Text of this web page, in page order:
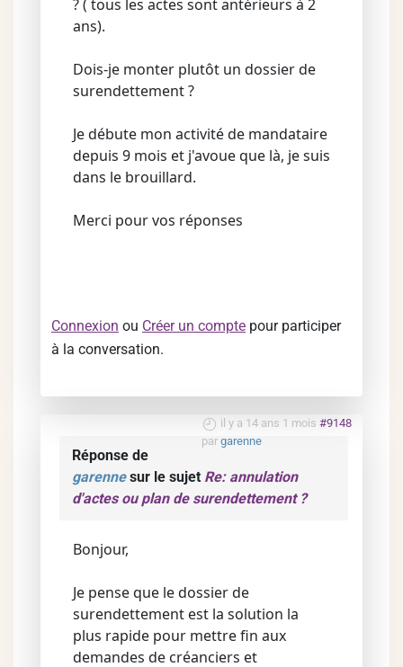
? ( tous les actes sont antérieurs à 2
ans).
Dois-je monter plutôt un dossier de
surendettement ?
Je débute mon activité de mandataire
depuis 9 mois et j'avoue que là, je suis
dans le brouillard.
Merci pour vos réponses
Connexion ou Créer un compte pour participer
à la conversation.
il y a 14 ans 1 mois #9148
par garenne
Réponse de
garennesur le sujet Re: annulation
d'actes ou plan de surendettement ?
Bonjour,
Je pense que le dossier de
surendettement est la solution la
plus rapide pour mettre fin aux
demandes de créanciers et